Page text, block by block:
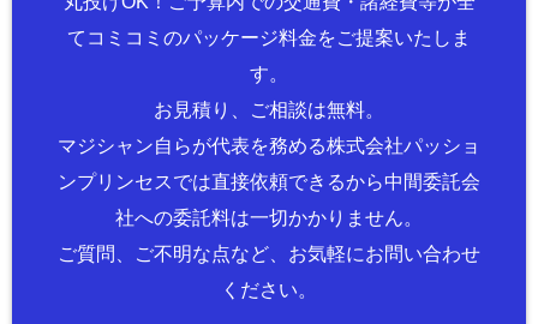
てコミコミのパッケージ料金をご提案いたしま
す。
お見積り、ご相談は無料。
マジシャン自らが代表を務める株式会社パッショ
ンプリンセスでは直接依頼できるから中間委託会
社への委託料は一切かかりません。
ご質問、ご不明な点など、お気軽にお問い合わせ
ください。